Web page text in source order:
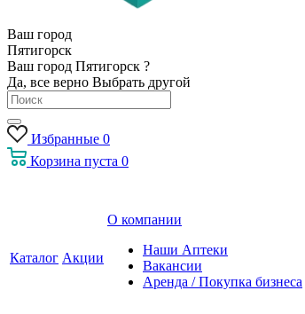
Ваш город
Пятигорск
Ваш город Пятигорск ?
Да, все верно Выбрать другой
Избранные 0
Корзина пуста 0
Каталог Акции
О компании
Наши Аптеки
Вакансии
Аренда / Покупка бизнеса